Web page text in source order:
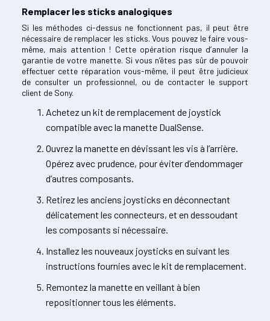
Remplacer les sticks analogiques
Si les méthodes ci-dessus ne fonctionnent pas, il peut être
nécessaire de remplacer les sticks. Vous pouvez le faire vous-
même, mais attention ! Cette opération risque d’annuler la
garantie de votre manette. Si vous n’êtes pas sûr de pouvoir
effectuer cette réparation vous-même, il peut être judicieux
de consulter un professionnel, ou de contacter le support
client de Sony.
Achetez un kit de remplacement de joystick
compatible avec la manette DualSense.
Ouvrez la manette en dévissant les vis à l’arrière.
Opérez avec prudence, pour éviter d’endommager
d’autres composants.
Retirez les anciens joysticks en déconnectant
délicatement les connecteurs, et en dessoudant
les composants si nécessaire.
Installez les nouveaux joysticks en suivant les
instructions fournies avec le kit de remplacement.
Remontez la manette en veillant à bien
repositionner tous les éléments.